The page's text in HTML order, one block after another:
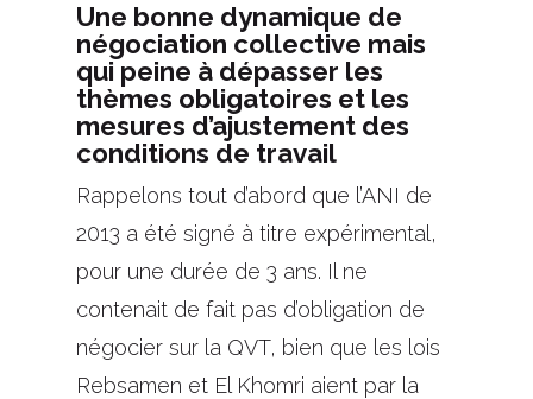
Une bonne dynamique de
négociation collective mais
qui peine à dépasser les
thèmes obligatoires et les
mesures d’ajustement des
conditions de travail
Rappelons tout d’abord que l’ANI de
2013 a été signé à titre expérimental,
pour une durée de 3 ans. Il ne
contenait de fait pas d’obligation de
négocier sur la QVT, bien que les lois
Rebsamen et El Khomri aient par la